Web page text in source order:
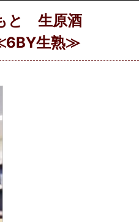
と 生原酒
生熟≫